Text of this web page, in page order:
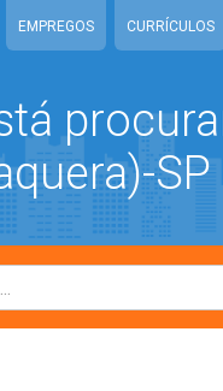
EMPREGOS CURRÍCULOS
SP